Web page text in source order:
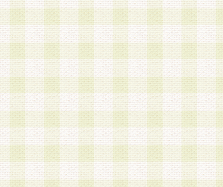
3.会員は、当社から付与されたログインIDおよび
貸与、名義変更、売買その他形態を問わず第三者
ならないものとします。
4.当社は、会員によるログインIDおよびパスワー
盗用など第三者の利用に伴う損害の発生について
き事由の有無、その他原因の如何を問わず、一切
のとします。
第5条 会員の登録情報
1.当社は、会員の登録情報に含まれる氏名・住所
アドレス等会員個人を識別できる情報を当社が別
シーポリシー
」に基づき適切に取り扱うものとし
は、当該個人情報を以下の各号に定める目的に利
す。なお、これら事項以外の目的で個人情報を利